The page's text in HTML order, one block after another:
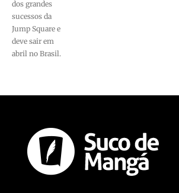
dos grandes
sucessos da
Jump Square e
deve sair em
abril no Brasil.